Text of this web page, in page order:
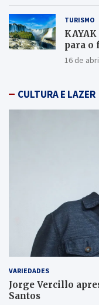
TURISMO
para o
16 de
CULTURA E LAZER
VARIEDADES
Jorge Vercillo
Santos